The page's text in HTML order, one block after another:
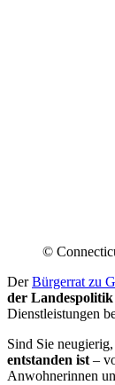
©
DerBürgerrat zu
der Landespolitik
Dienstleistungen
Sind Sie
entstanden ist –
Anwohnerinnen